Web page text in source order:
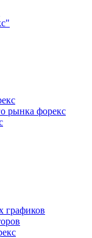
рынка форекс
графиков